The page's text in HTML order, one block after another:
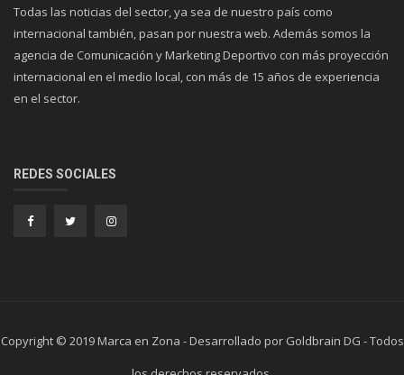
Todas las noticias del sector, ya sea de nuestro país como
internacional también, pasan por nuestra web. Además somos la
agencia de Comunicación y Marketing Deportivo con más proyección
internacional en el medio local, con más de 15 años de experiencia
en el sector.
REDES SOCIALES
Copyright © 2019 Marca en Zona - Desarrollado por Goldbrain DG - Todos